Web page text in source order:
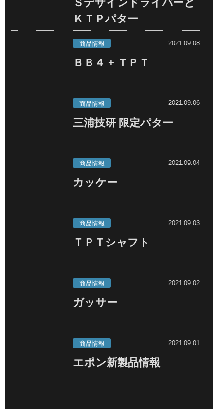
Ｓデザインドライバーと
ＫＴＰパター
2021.09.08
商品情報
ＢＢ４ + ＴＰＴ
2021.09.06
商品情報
三浦技研 限定パター
2021.09.04
商品情報
カッケー
2021.09.03
商品情報
ＴＰＴシャフト
2021.09.02
商品情報
ガッサー
2021.09.01
商品情報
エポン新製品情報